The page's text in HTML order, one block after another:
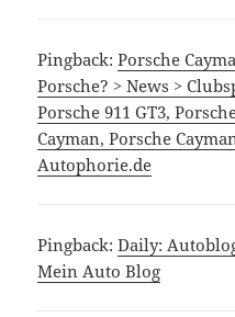
Pingback:Porsche
Porsche? > News >
Porsche 911 GT3,
Cayman, Porsche
Autophorie.de
Pingback:Daily:
Mein Auto Blog